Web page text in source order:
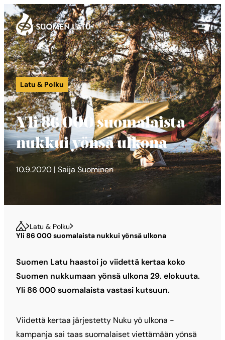
Siirry
suoraan
sisältöön
Suomen Latu
Latu & Polku
Yli 86 000 suomalaista
nukkui yönsä ulkona
10.9.2020 | Saija Suominen
Latu & Polku
Yli 86 000 suomalaista nukkui yönsä ulkona
Suomen Latu haastoi jo viidettä kertaa koko
Suomen nukkumaan yönsä ulkona 29. elokuuta.
Yli 86 000 suomalaista vastasi kutsuun.
Viidettä kertaa järjestetty Nuku yö ulkona -
kampanja sai taas suomalaiset viettämään yönsä